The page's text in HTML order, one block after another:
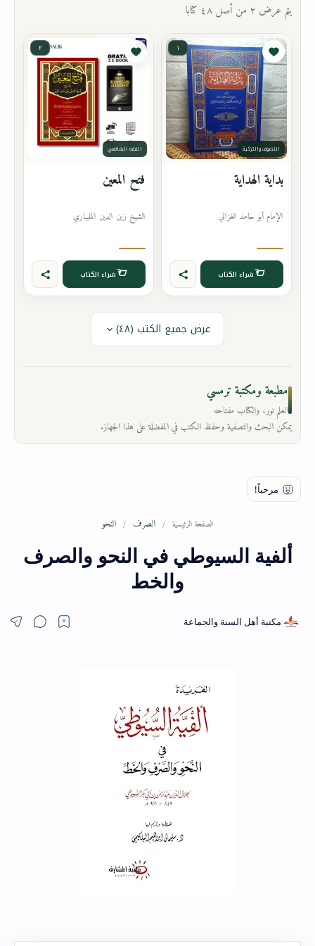
يتم عرض ٢ من أصل ٤٨ كتابا
١
التصوف والتزكية
بداية الهداية
الإمام أبو حامد الغزالي
شراء الكتاب
٢
الفقه الشافعي
فتح المعين
الشيخ زين الدين المليباري
شراء الكتاب
عرض جميع الكتب (٤٨)
مطبعة ومكتبة ترمسي
العلم نور، والكتاب مفتاحه
يمكن البحث والتصفية وحفظ الكتب في المفضلة على هذا الجهاز.
الصفحة الرئيسية الصرف النحو
ألفية السيوطي في النحو والصرف
والخط